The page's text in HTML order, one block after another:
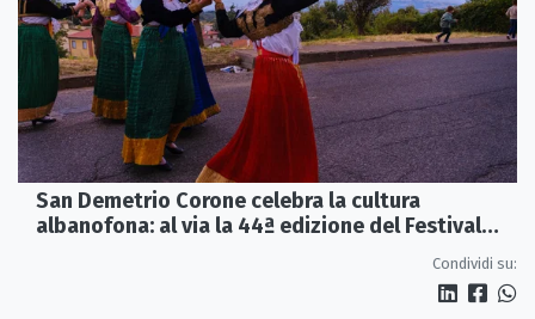
San Demetrio Corone celebra la cultura
albanofona: al via la 44ª edizione del Festival
Condividi su: